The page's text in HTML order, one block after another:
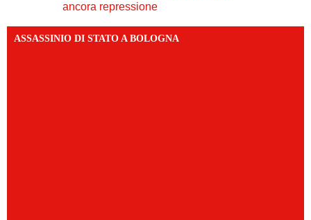
ancora repressione
ASSASSINIO DI STATO A BOLOGNA